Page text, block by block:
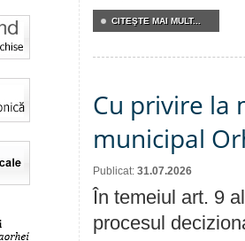
CITEŞTE MAI MULT...
Cu privire la
municipal
Publicat: 31.07.2026
În temeiul art. 9
procesul